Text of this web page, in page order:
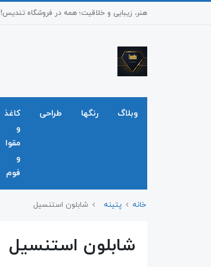
هنر، زیبایی و خلاقیت؛ همه در فروشگاه تندیس!
وبلاگ رنگها طراحی
کاغذ
و
مقوا
و
فوم
خانه پتینه شابلون استنسیل
شابلون استنسیل